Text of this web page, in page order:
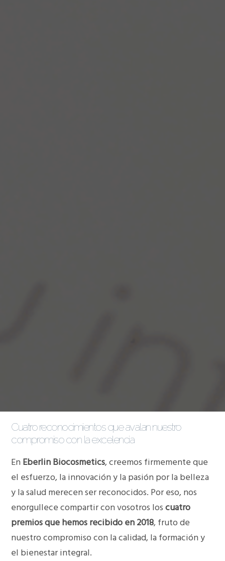
Cuatro reconocimientos que avalan nuestro
compromiso con la excelencia
EnEberlin Biocosmetics, creemos firmemente que
el esfuerzo, la innovación y la pasión por la belleza
y la salud merecen ser reconocidos. Por eso, nos
enorgullece compartir con vosotros loscuatro
premios que hemos recibido en 2018, fruto de
nuestro compromiso con la calidad, la formación y
el bienestar integral.